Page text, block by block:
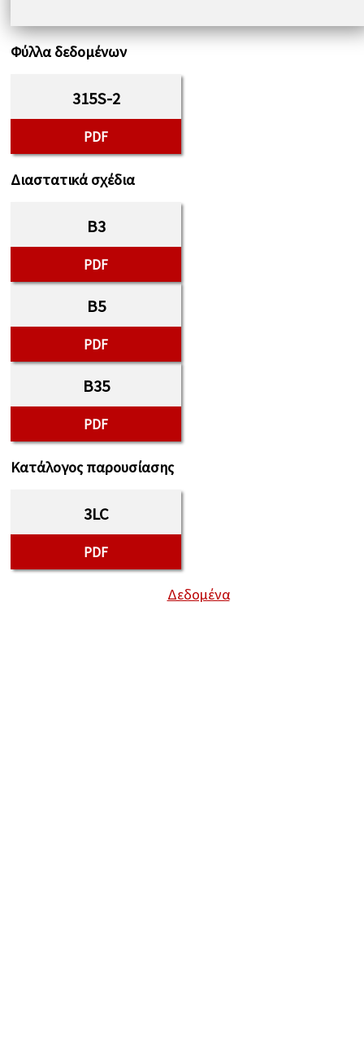
Φύλλα δεδομένων
315S-2
PDF
Διαστατικά σχέδια
B3
PDF
B5
PDF
B35
PDF
Κατάλογος παρουσίασης
3LC
PDF
Δεδομένα